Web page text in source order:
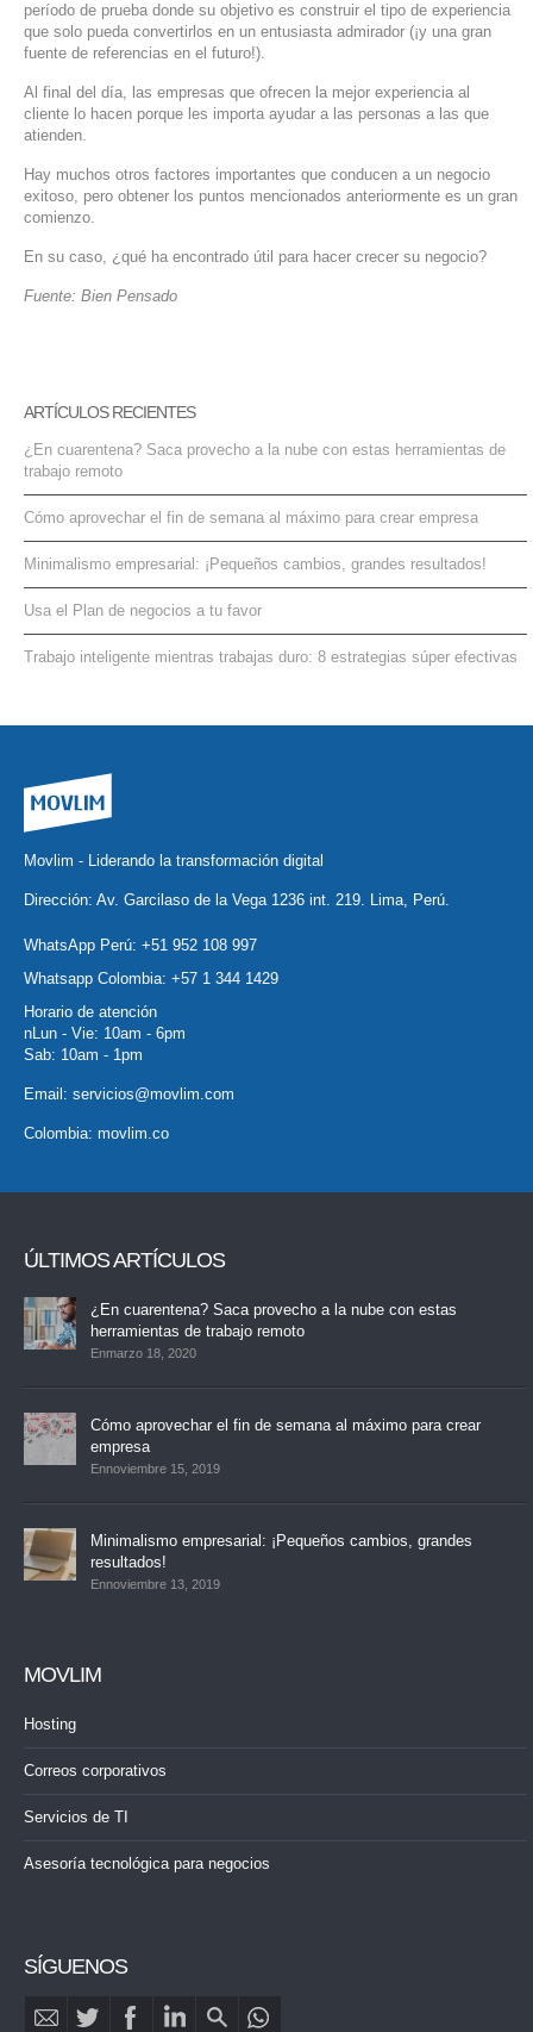
período de prueba donde su objetivo es construir el tipo de experiencia
que solo pueda convertirlos en un entusiasta admirador (¡y una gran
fuente de referencias en el futuro!).
Al final del día, las empresas que ofrecen la mejor experiencia al
cliente lo hacen porque les importa ayudar a las personas a las que
atienden.
Hay muchos otros factores importantes que conducen a un negocio
exitoso, pero obtener los puntos mencionados anteriormente es un gran
comienzo.
En su caso, ¿qué ha encontrado útil para hacer crecer su negocio?
Fuente: Bien Pensado
ARTÍCULOS RECIENTES
¿En cuarentena? Saca provecho a la nube con estas herramientas de
trabajo remoto
Cómo aprovechar el fin de semana al máximo para crear empresa
Minimalismo empresarial: ¡Pequeños cambios, grandes resultados!
Usa el Plan de negocios a tu favor
Trabajo inteligente mientras trabajas duro: 8 estrategias súper efectivas
Movlim - Liderando la transformación digital
Dirección: Av. Garcilaso de la Vega 1236 int. 219. Lima, Perú.
WhatsApp Perú: +51 952 108 997
Whatsapp Colombia: +57 1 344 1429
Horario de atención
nLun - Vie: 10am - 6pm
Sab: 10am - 1pm
Email: servicios@movlim.com
Colombia: movlim.co
ÚLTIMOS ARTÍCULOS
¿En cuarentena? Saca provecho a la nube con estas
herramientas de trabajo remoto
Enmarzo 18, 2020
Cómo aprovechar el fin de semana al máximo para crear
empresa
Ennoviembre 15, 2019
Minimalismo empresarial: ¡Pequeños cambios, grandes
resultados!
Ennoviembre 13, 2019
MOVLIM
Hosting
Correos corporativos
Servicios de TI
Asesoría tecnológica para negocios
SÍGUENOS